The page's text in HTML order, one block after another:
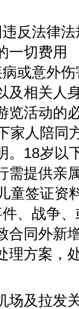
反法律
一切费用
或意外
及相关人
览活动的
家人陪同
。18岁以
需提供亲
童签证资
、战争
合同外新
理方案，
场及拉发